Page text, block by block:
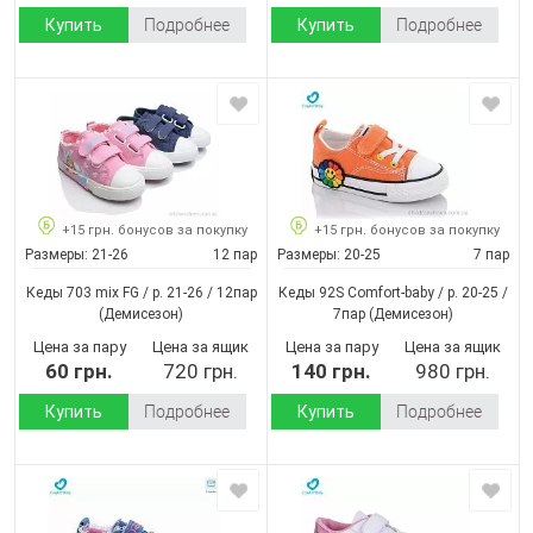
Купить Подробнее Купить Подробнее
+15 грн. бонусов за покупку
Размеры: 21-26 12 пар
Кеды 703 mix FG / p. 21-26 / 12пар
(Демисезон)
Цена за пару
60 грн.
Цена за ящик
720 грн.
Купить Подробнее
+15 грн. бонусов за покупку
Размеры: 20-25 7 пар
Кеды 92S Comfort-baby / p. 20-25 /
7пар (Демисезон)
Цена за пару
140 грн.
Цена за ящик
980 грн.
Купить Подробнее